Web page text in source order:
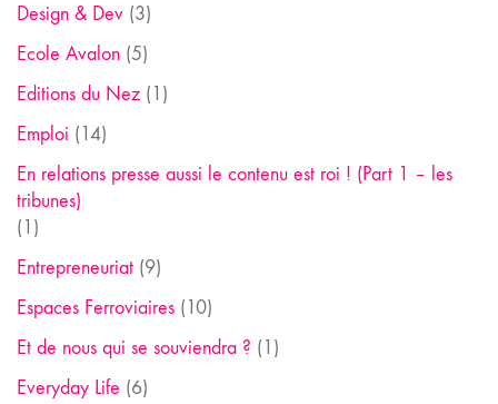
Design & Dev (3)
Ecole Avalon (5)
Editions du Nez (1)
Emploi (14)
En relations presse aussi le contenu est roi ! (Part 1 – les
tribunes)
(1)
Entrepreneuriat (9)
Espaces Ferroviaires (10)
Et de nous qui se souviendra ? (1)
Everyday Life (6)